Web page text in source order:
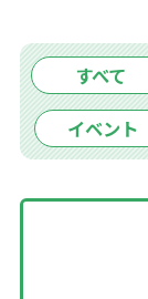
すべて
イベント